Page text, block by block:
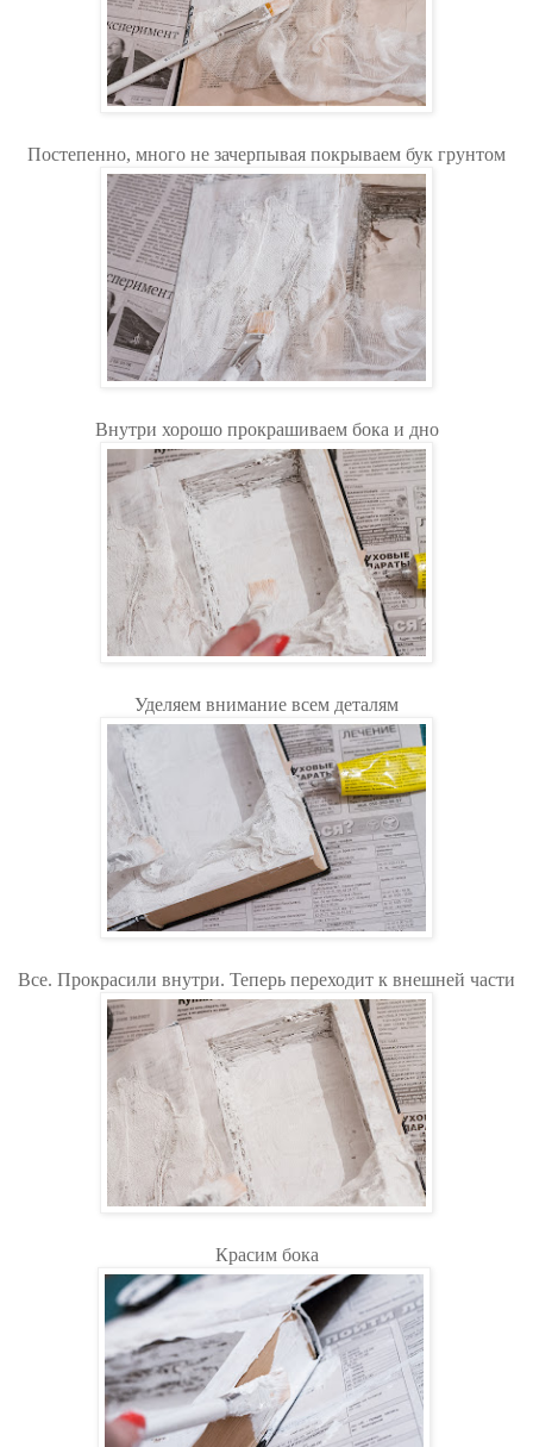
Постепенно, много не зачерпывая покрываем бук грунтом
Внутри хорошо прокрашиваем бока и дно
Уделяем внимание всем деталям
Все. Прокрасили внутри. Теперь переходит к внешней части
Красим бока